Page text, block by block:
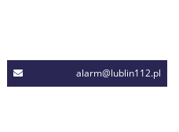
alarm@lublin112.pl